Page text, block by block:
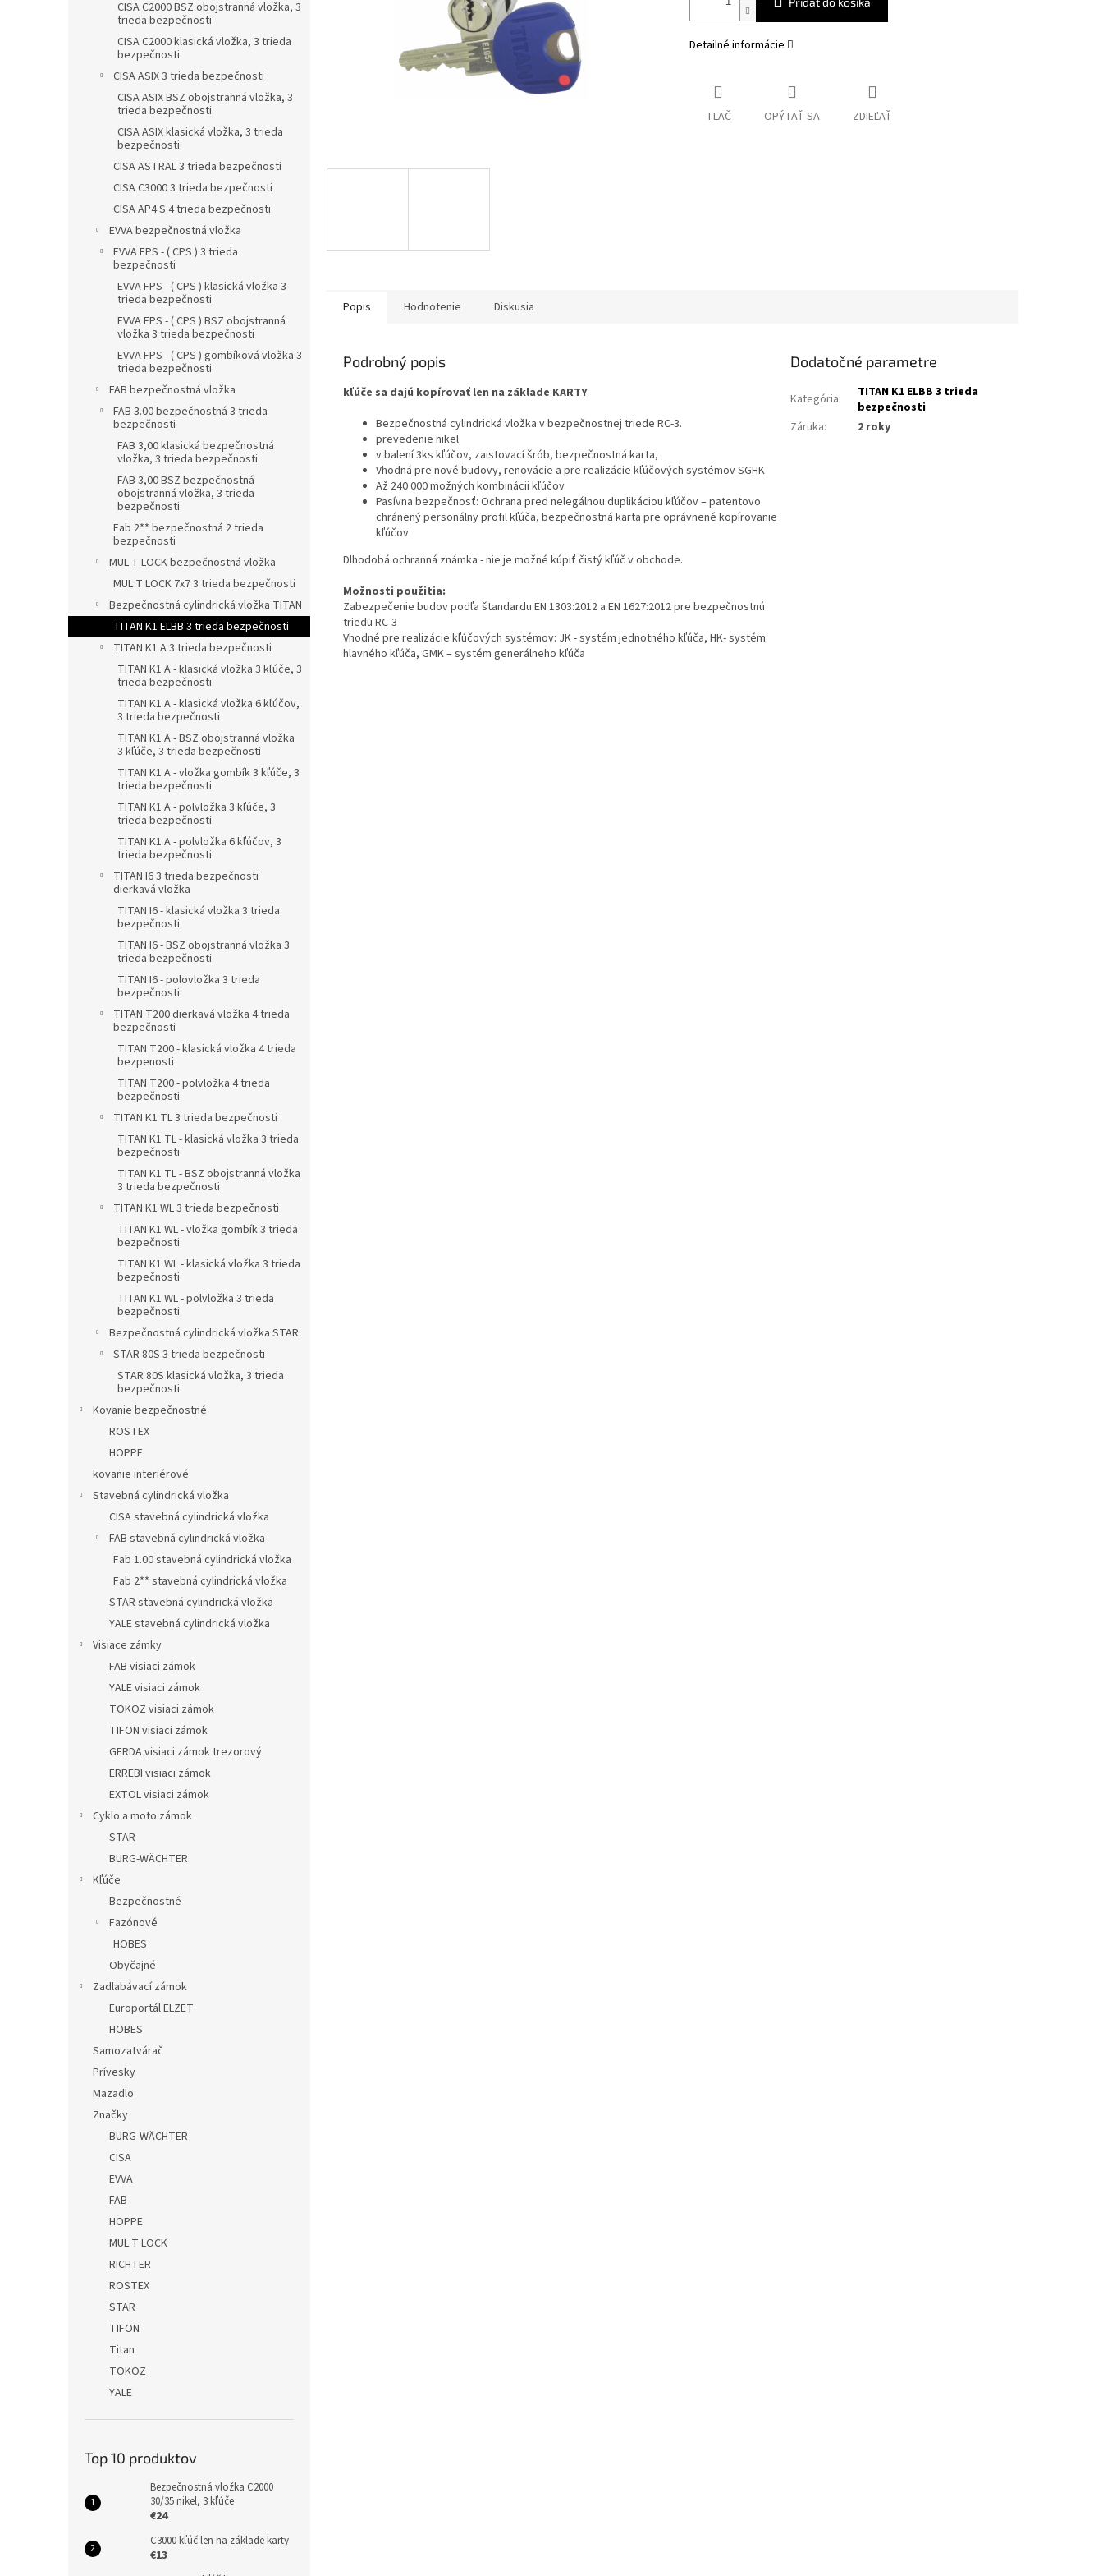
CISA C2000 BSZ obojstranná vložka, 3
trieda bezpečnosti
CISA C2000 klasická vložka, 3 trieda
bezpečnosti
CISA ASIX 3 trieda bezpečnosti
CISA ASIX BSZ obojstranná vložka, 3
trieda bezpečnosti
CISA ASIX klasická vložka, 3 trieda
bezpečnosti
CISA ASTRAL 3 trieda bezpečnosti
CISA C3000 3 trieda bezpečnosti
CISA AP4 S 4 trieda bezpečnosti
EVVA bezpečnostná vložka
EVVA FPS - ( CPS ) 3 trieda
bezpečnosti
EVVA FPS - ( CPS ) klasická vložka 3
trieda bezpečnosti
EVVA FPS - ( CPS ) BSZ obojstranná
vložka 3 trieda bezpečnosti
EVVA FPS - ( CPS ) gombíková vložka 3
trieda bezpečnosti
FAB bezpečnostná vložka
FAB 3.00 bezpečnostná 3 trieda
bezpečnosti
FAB 3,00 klasická bezpečnostná
vložka, 3 trieda bezpečnosti
FAB 3,00 BSZ bezpečnostná
obojstranná vložka, 3 trieda
bezpečnosti
Fab 2** bezpečnostná 2 trieda
bezpečnosti
MUL T LOCK bezpečnostná vložka
MUL T LOCK 7x7 3 trieda bezpečnosti
Bezpečnostná cylindrická vložka TITAN
TITAN K1 ELBB 3 trieda bezpečnosti
TITAN K1 A 3 trieda bezpečnosti
TITAN K1 A - klasická vložka 3 kľúče, 3
trieda bezpečnosti
TITAN K1 A - klasická vložka 6 kľúčov,
3 trieda bezpečnosti
TITAN K1 A - BSZ obojstranná vložka
3 kľúče, 3 trieda bezpečnosti
TITAN K1 A - vložka gombík 3 kľúče, 3
trieda bezpečnosti
TITAN K1 A - polvložka 3 kľúče, 3
trieda bezpečnosti
TITAN K1 A - polvložka 6 kľúčov, 3
trieda bezpečnosti
TITAN I6 3 trieda bezpečnosti
dierkavá vložka
TITAN I6 - klasická vložka 3 trieda
bezpečnosti
TITAN I6 - BSZ obojstranná vložka 3
trieda bezpečnosti
TITAN I6 - polovložka 3 trieda
bezpečnosti
TITAN T200 dierkavá vložka 4 trieda
bezpečnosti
TITAN T200 - klasická vložka 4 trieda
bezpenosti
TITAN T200 - polvložka 4 trieda
bezpečnosti
TITAN K1 TL 3 trieda bezpečnosti
TITAN K1 TL - klasická vložka 3 trieda
bezpečnosti
TITAN K1 TL - BSZ obojstranná vložka
3 trieda bezpečnosti
TITAN K1 WL 3 trieda bezpečnosti
TITAN K1 WL - vložka gombík 3 trieda
bezpečnosti
TITAN K1 WL - klasická vložka 3 trieda
bezpečnosti
TITAN K1 WL - polvložka 3 trieda
bezpečnosti
Bezpečnostná cylindrická vložka STAR
STAR 80S 3 trieda bezpečnosti
STAR 80S klasická vložka, 3 trieda
bezpečnosti
Kovanie bezpečnostné
ROSTEX
HOPPE
kovanie interiérové
Stavebná cylindrická vložka
CISA stavebná cylindrická vložka
FAB stavebná cylindrická vložka
Fab 1.00 stavebná cylindrická vložka
Fab 2** stavebná cylindrická vložka
STAR stavebná cylindrická vložka
YALE stavebná cylindrická vložka
Visiace zámky
FAB visiaci zámok
YALE visiaci zámok
TOKOZ visiaci zámok
TIFON visiaci zámok
GERDA visiaci zámok trezorový
ERREBI visiaci zámok
EXTOL visiaci zámok
Cyklo a moto zámok
STAR
BURG-WÄCHTER
Kľúče
Bezpečnostné
Fazónové
HOBES
Obyčajné
Zadlabávací zámok
Europortál ELZET
HOBES
Samozatvárač
Prívesky
Mazadlo
Značky
BURG-WÄCHTER
CISA
EVVA
FAB
HOPPE
MUL T LOCK
RICHTER
ROSTEX
STAR
TIFON
Titan
TOKOZ
YALE
Top 10 produktov
Bezpečnostná vložka C2000
30/35 nikel, 3 kľúče
€24
C3000 kľúč len na základe karty
€13
Detailné informácie
TLAČ OPÝTAŤ SA ZDIEĽAŤ
Popis Hodnotenie Diskusia
Podrobný popis
kľúče sa dajú kopírovať len na základe KARTY
Bezpečnostná cylindrická vložka v bezpečnostnej triede RC-3.
prevedenie nikel
v balení 3ks kľúčov, zaistovací šrób, bezpečnostná karta,
Vhodná pre nové budovy, renovácie a pre realizácie kľúčových systémov SGHK
Až 240 000 možných kombinácii kľúčov
Pasívna bezpečnosť: Ochrana pred nelegálnou duplikáciou kľúčov – patentovo
chránený personálny profil kľúča, bezpečnostná karta pre oprávnené kopírovanie
kľúčov
Dlhodobá ochranná známka - nie je možné kúpiť čistý kľúč v obchode.
Možnosti použitia:
Zabezpečenie budov podľa štandardu EN 1303:2012 a EN 1627:2012 pre bezpečnostnú
triedu RC-3
Vhodné pre realizácie kľúčových systémov: JK - systém jednotného kľúča, HK- systém
hlavného kľúča, GMK – systém generálneho kľúča
Dodatočné parametre
Kategória:
TITAN K1 ELBB 3 trieda
bezpečnosti
Záruka: 2 roky